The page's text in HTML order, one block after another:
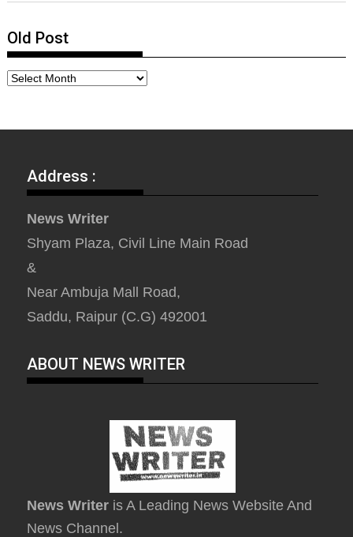
Old Post
Address :
News Writer
Shyam Plaza, Civil Line Main Road
&
Near Ambuja Mall Road,
Saddu, Raipur (C.G) 492001
ABOUT NEWS WRITER
News Writer is A Leading News Website And
News Channel.